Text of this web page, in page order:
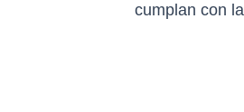
cumplan con